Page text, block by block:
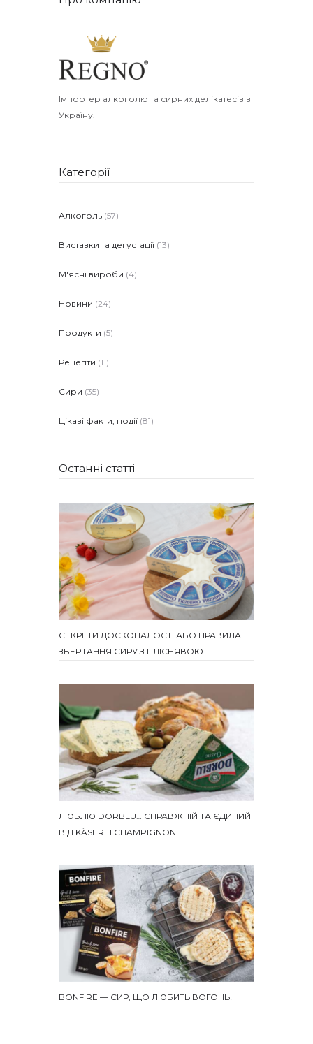
Імпортер алкоголю та сирних делікатесів в
Україну.
Категорії
Алкоголь (57)
Виставки та дегустації (13)
М'ясні вироби (4)
Новини (24)
Продукти (5)
Рецепти (11)
Сири (35)
Цікаві факти, події (81)
Останні статті
СЕКРЕТИ ДОСКОНАЛОСТІ АБО ПРАВИЛА
ЗБЕРІГАННЯ СИРУ З ПЛІСНЯВОЮ
ЛЮБЛЮ DORBLU… СПРАВЖНІЙ ТА ЄДИНИЙ
ВІД KÄSEREI CHAMPIGNON
BONFIRE — СИР, ЩО ЛЮБИТЬ ВОГОНЬ!